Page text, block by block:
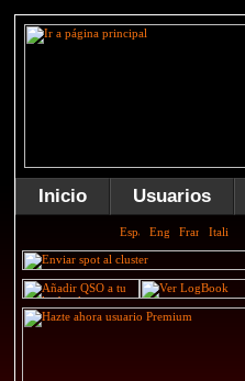
Inicio Usuarios